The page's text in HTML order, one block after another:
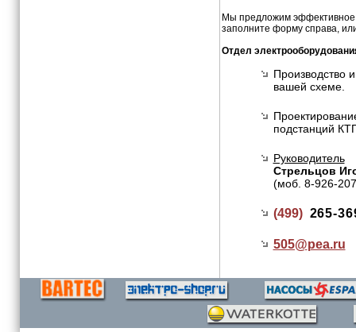
Мы предложим эффективное
заполните форму справа,
Отдел
Производство
вашей схеме.
подстанций
Руководитель
Стрельцов
(моб. 8-926-
(499) 265-
505@pea.ru